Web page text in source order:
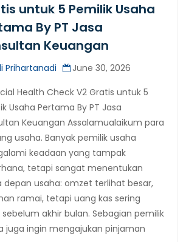
untuk 5 Pemilik Usaha
By PT Jasa
Keuangan
Prihartanadi
June 30, 2026
Health Check V2 Gratis untuk 5
Usaha Pertama By PT Jasa
Keuangan Assalamualaikum para
usaha. Banyak pemilik usaha
keadaan yang tampak
tetapi sangat menentukan
depan usaha: omzet terlihat besar,
ramai, tetapi uang kas sering
sebelum akhir bulan. Sebagian pemilik
juga ingin mengajukan pinjaman